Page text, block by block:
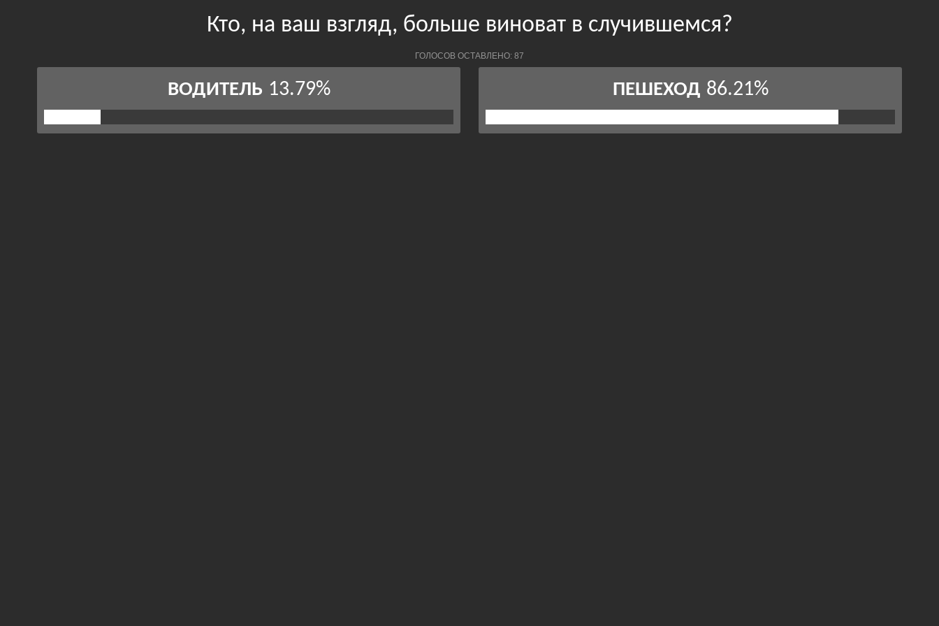
Кто, на ваш взгляд, больше виноват в случившемся?
ГОЛОСОВ ОСТАВЛЕНО: 87
ВОДИТЕЛЬ 13.79% ПЕШЕХОД 86.21%